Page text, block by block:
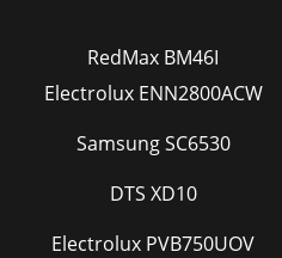
RedMax BM46I
Electrolux ENN2800ACW
Samsung SC6530
DTS XD10
Electrolux PVB750UOV